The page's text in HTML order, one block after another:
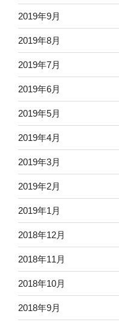
2019年9月
2019年8月
2019年7月
2019年6月
2019年5月
2019年4月
2019年3月
2019年2月
2019年1月
2018年12月
2018年11月
2018年10月
2018年9月